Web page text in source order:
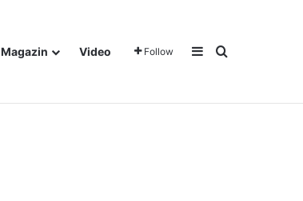
Magazin Video Follow Sidebar
Traži